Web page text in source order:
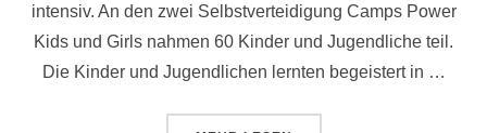
intensiv. An den zwei Selbstverteidigung Camps Power
Kids und Girls nahmen 60 Kinder und Jugendliche teil.
Die Kinder und Jugendlichen lernten begeistert in …